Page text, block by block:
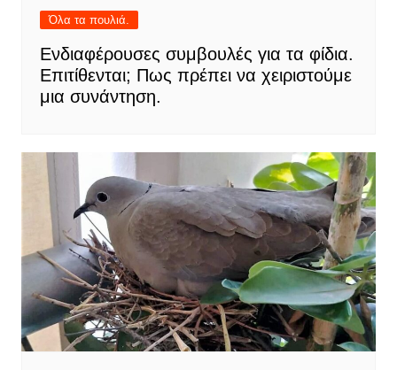
Όλα τα πουλιά.
Ενδιαφέρουσες συμβουλές για τα φίδια.
Επιτίθενται; Πως πρέπει να χειριστούμε
μια συνάντηση.